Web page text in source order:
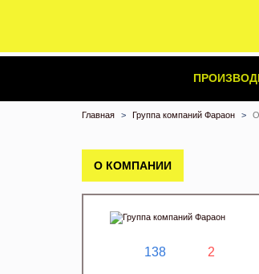
Главная Группа компаний Фараон
О КОМПАНИИ
138 2